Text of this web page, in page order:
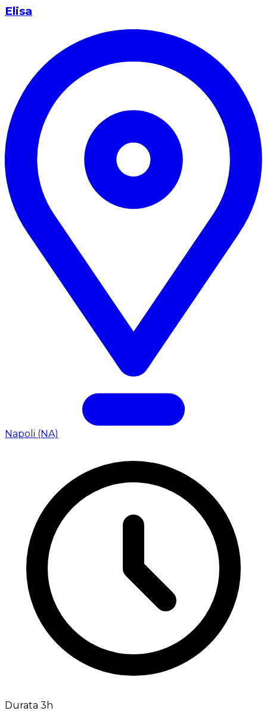
Elisa
Napoli (NA)
Durata 3h